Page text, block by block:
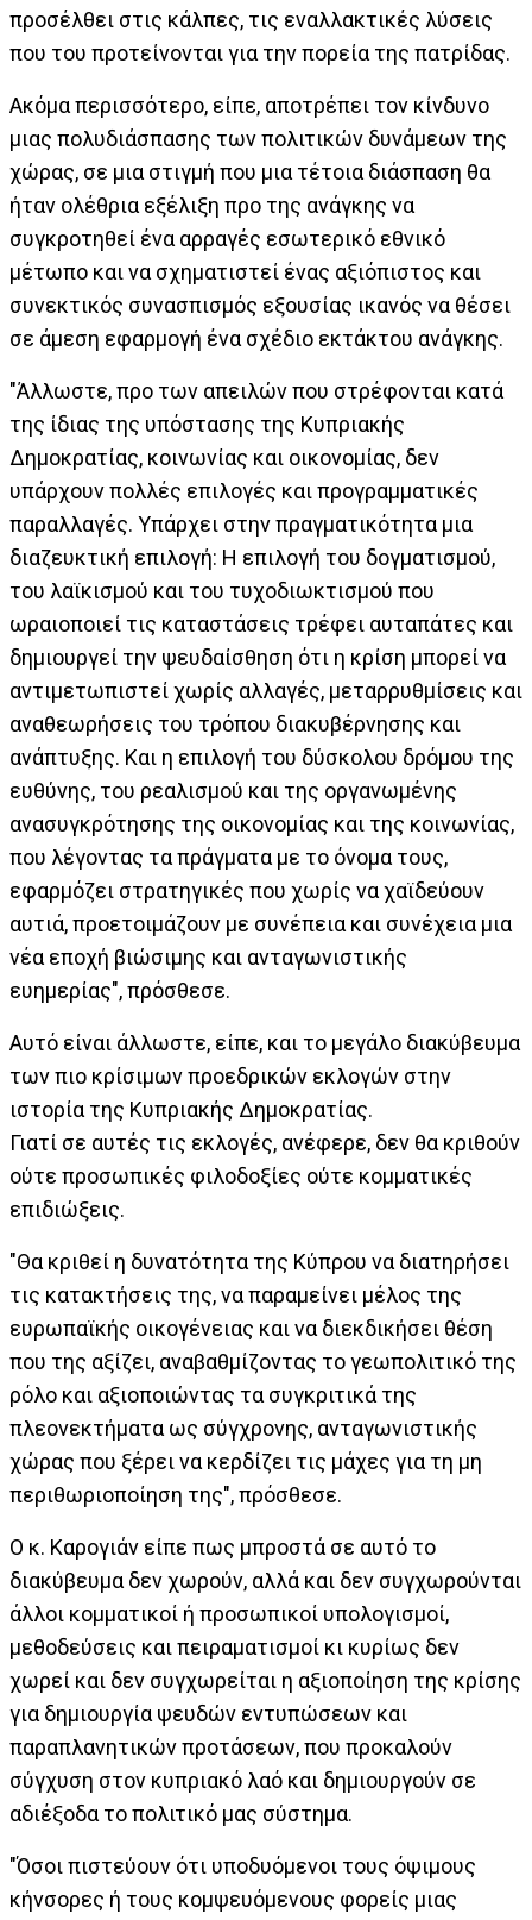
προσέλθει στις κάλπες, τις εναλλακτικές λύσεις
που του προτείνονται για την πορεία της πατρίδας.
Ακόμα περισσότερο, είπε, αποτρέπει τον κίνδυνο
μιας πολυδιάσπασης των πολιτικών δυνάμεων της
χώρας, σε μια στιγμή που μια τέτοια διάσπαση θα
ήταν ολέθρια εξέλιξη προ της ανάγκης να
συγκροτηθεί ένα αρραγές εσωτερικό εθνικό
μέτωπο και να σχηματιστεί ένας αξιόπιστος και
συνεκτικός συνασπισμός εξουσίας ικανός να θέσει
σε άμεση εφαρμογή ένα σχέδιο εκτάκτου ανάγκης.
"Άλλωστε, προ των απειλών που στρέφονται κατά
της ίδιας της υπόστασης της Κυπριακής
Δημοκρατίας, κοινωνίας και οικονομίας, δεν
υπάρχουν πολλές επιλογές και προγραμματικές
παραλλαγές. Υπάρχει στην πραγματικότητα μια
διαζευκτική επιλογή: Η επιλογή του δογματισμού,
του λαϊκισμού και του τυχοδιωκτισμού που
ωραιοποιεί τις καταστάσεις τρέφει αυταπάτες και
δημιουργεί την ψευδαίσθηση ότι η κρίση μπορεί να
αντιμετωπιστεί χωρίς αλλαγές, μεταρρυθμίσεις και
αναθεωρήσεις του τρόπου διακυβέρνησης και
ανάπτυξης. Και η επιλογή του δύσκολου δρόμου της
ευθύνης, του ρεαλισμού και της οργανωμένης
ανασυγκρότησης της οικονομίας και της κοινωνίας,
που λέγοντας τα πράγματα με το όνομα τους,
εφαρμόζει στρατηγικές που χωρίς να χαϊδεύουν
αυτιά, προετοιμάζουν με συνέπεια και συνέχεια μια
νέα εποχή βιώσιμης και ανταγωνιστικής
ευημερίας", πρόσθεσε.
Αυτό είναι άλλωστε, είπε, και το μεγάλο διακύβευμα
των πιο κρίσιμων προεδρικών εκλογών στην
ιστορία της Κυπριακής Δημοκρατίας.
Γιατί σε αυτές τις εκλογές, ανέφερε, δεν θα κριθούν
ούτε προσωπικές φιλοδοξίες ούτε κομματικές
επιδιώξεις.
"Θα κριθεί η δυνατότητα της Κύπρου να διατηρήσει
τις κατακτήσεις της, να παραμείνει μέλος της
ευρωπαϊκής οικογένειας και να διεκδικήσει θέση
που της αξίζει, αναβαθμίζοντας το γεωπολιτικό της
ρόλο και αξιοποιώντας τα συγκριτικά της
πλεονεκτήματα ως σύγχρονης, ανταγωνιστικής
χώρας που ξέρει να κερδίζει τις μάχες για τη μη
περιθωριοποίηση της", πρόσθεσε.
Ο κ. Καρογιάν είπε πως μπροστά σε αυτό το
διακύβευμα δεν χωρούν, αλλά και δεν συγχωρούνται
άλλοι κομματικοί ή προσωπικοί υπολογισμοί,
μεθοδεύσεις και πειραματισμοί κι κυρίως δεν
χωρεί και δεν συγχωρείται η αξιοποίηση της κρίσης
για δημιουργία ψευδών εντυπώσεων και
παραπλανητικών προτάσεων, που προκαλούν
σύγχυση στον κυπριακό λαό και δημιουργούν σε
αδιέξοδα το πολιτικό μας σύστημα.
"Όσοι πιστεύουν ότι υποδυόμενοι τους όψιμους
κήνσορες ή τους κομψευόμενους φορείς μιας